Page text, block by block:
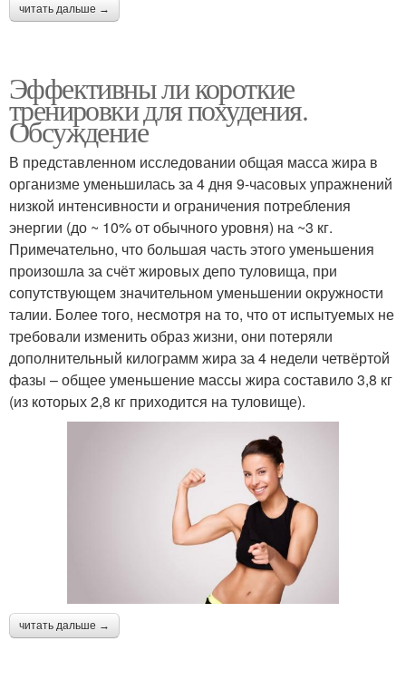
читать дальше →
Эффективны ли короткие
тренировки для похудения.
Обсуждение
В представленном исследовании общая масса жира в
организме уменьшилась за 4 дня 9-часовых упражнений
низкой интенсивности и ограничения потребления
энергии (до ~ 10% от обычного уровня) на ~3 кг.
Примечательно, что большая часть этого уменьшения
произошла за счёт жировых депо туловища, при
сопутствующем значительном уменьшении окружности
талии. Более того, несмотря на то, что от испытуемых не
требовали изменить образ жизни, они потеряли
дополнительный килограмм жира за 4 недели четвёртой
фазы – общее уменьшение массы жира составило 3,8 кг
(из которых 2,8 кг приходится на туловище).
читать дальше →